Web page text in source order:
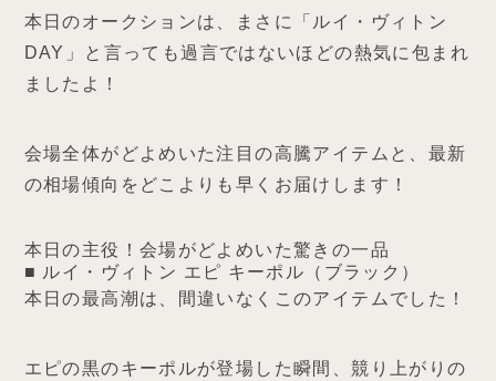
本日のオークションは、まさに「ルイ・ヴィトン
DAY」と言っても過言ではないほどの熱気に包まれ
ましたよ！
会場全体がどよめいた注目の高騰アイテムと、最新
の相場傾向をどこよりも早くお届けします！
本日の主役！会場がどよめいた驚きの一品
■ ルイ・ヴィトン エピ キーポル（ブラック）
本日の最高潮は、間違いなくこのアイテムでした！
エピの黒のキーポルが登場した瞬間、競り上がりの